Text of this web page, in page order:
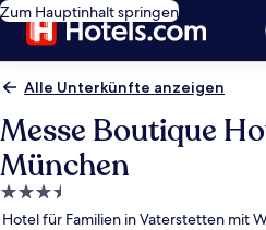
Zum Hauptinhalt springen
Alle Unterkünfte anzeigen
Messe Boutique
München
3.5-
Sterne-
Hotel für Familien in Vaterstetten mit